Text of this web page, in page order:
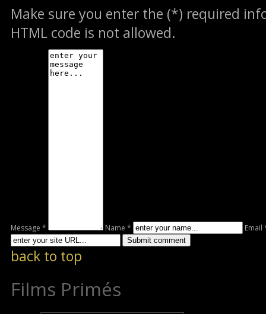
Make sure you enter the (*) required
HTML code is not allowed.
Message * Name * Email
back to top
Films Primés